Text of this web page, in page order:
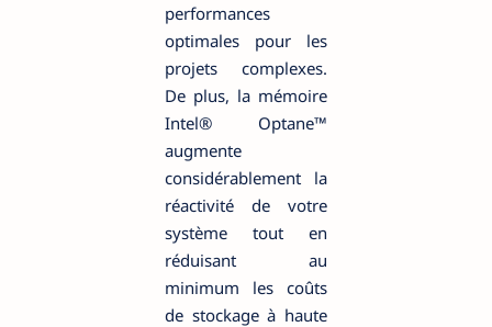
performances
optimales pour les
projets complexes.
De plus, la mémoire
Intel® Optane™
augmente
considérablement la
réactivité de votre
système tout en
réduisant au
minimum les coûts
de stockage à haute